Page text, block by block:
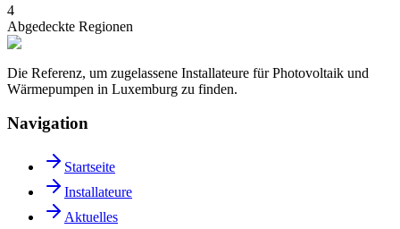
4
Abgedeckte Regionen
Die Referenz, um zugelassene Installateure für Photovoltaik und
Wärmepumpen in Luxemburg zu finden.
Navigation
Startseite
Installateure
Aktuelles